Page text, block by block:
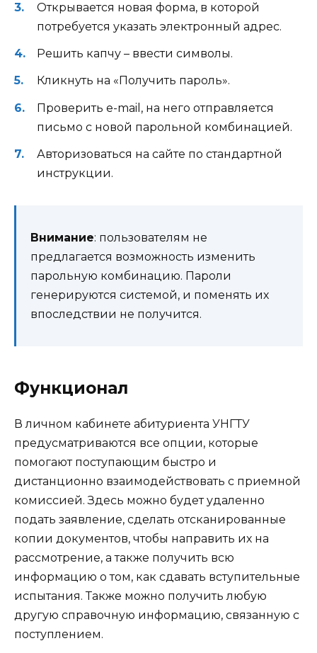
Открывается новая форма, в которой
потребуется указать электронный адрес.
Решить капчу – ввести символы.
Кликнуть на «Получить пароль».
Проверить e-mail, на него отправляется
письмо с новой парольной комбинацией.
Авторизоваться на сайте по стандартной
инструкции.
Внимание: пользователям не
предлагается возможность изменить
парольную комбинацию. Пароли
генерируются системой, и поменять их
впоследствии не получится.
Функционал
В личном кабинете абитуриента УНГТУ
предусматриваются все опции, которые
помогают поступающим быстро и
дистанционно взаимодействовать с приемной
комиссией. Здесь можно будет удаленно
подать заявление, сделать отсканированные
копии документов, чтобы направить их на
рассмотрение, а также получить всю
информацию о том, как сдавать вступительные
испытания. Также можно получить любую
другую справочную информацию, связанную с
поступлением.